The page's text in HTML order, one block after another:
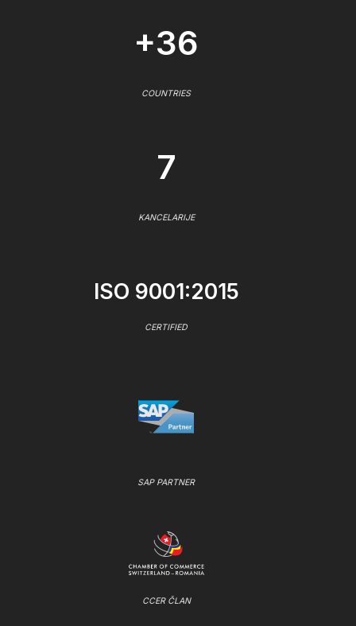
+36
COUNTRIES
7
KANCELARIJE
ISO 9001:2015
CERTIFIED
SAP PARTNER
CCER ČLAN